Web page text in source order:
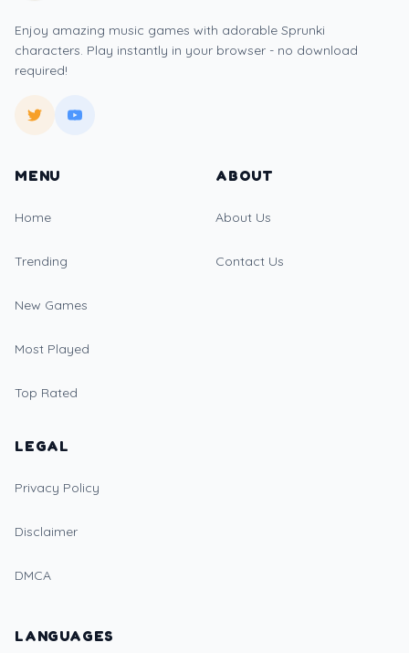
Enjoy amazing music games with adorable Sprunki
characters. Play instantly in your browser - no download
required!
MENU
Home
Trending
New Games
Most Played
Top Rated
ABOUT
About Us
Contact Us
LEGAL
Privacy Policy
Disclaimer
DMCA
LANGUAGES